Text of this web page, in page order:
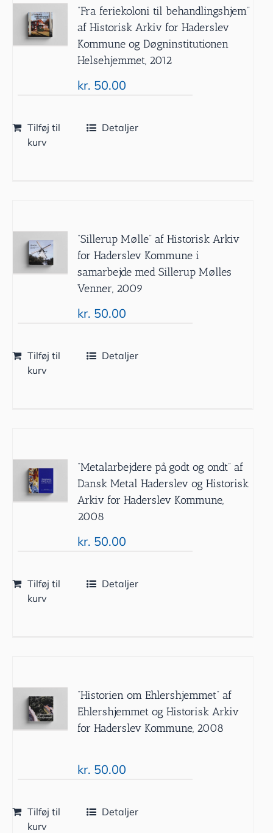
”Fra feriekoloni til behandlingshjem”
af Historisk Arkiv for Haderslev
Kommune og Døgninstitutionen
Helsehjemmet, 2012
kr. 50.00
Tilføj til
kurv
Detaljer
”Sillerup Mølle” af Historisk Arkiv
for Haderslev Kommune i
samarbejde med Sillerup Mølles
Venner, 2009
kr. 50.00
Tilføj til
kurv
Detaljer
”Metalarbejdere på godt og ondt” af
Dansk Metal Haderslev og Historisk
Arkiv for Haderslev Kommune,
2008
kr. 50.00
Tilføj til
kurv
Detaljer
”Historien om Ehlershjemmet” af
Ehlershjemmet og Historisk Arkiv
for Haderslev Kommune, 2008
kr. 50.00
Tilføj til
kurv
Detaljer